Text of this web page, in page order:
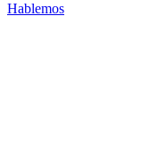
Hablemos